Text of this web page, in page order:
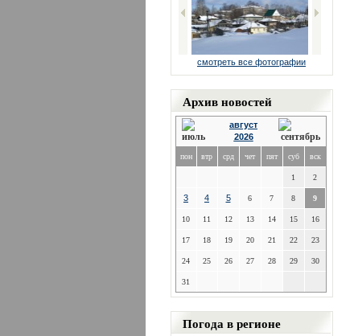
смотреть все фотографии
Архив новостей
август
2026
пон втр срд чет пят суб вск
1 2
3 4 5 6 7 8 9
10 11 12 13 14 15 16
17 18 19 20 21 22 23
24 25 26 27 28 29 30
31
Погода в регионе